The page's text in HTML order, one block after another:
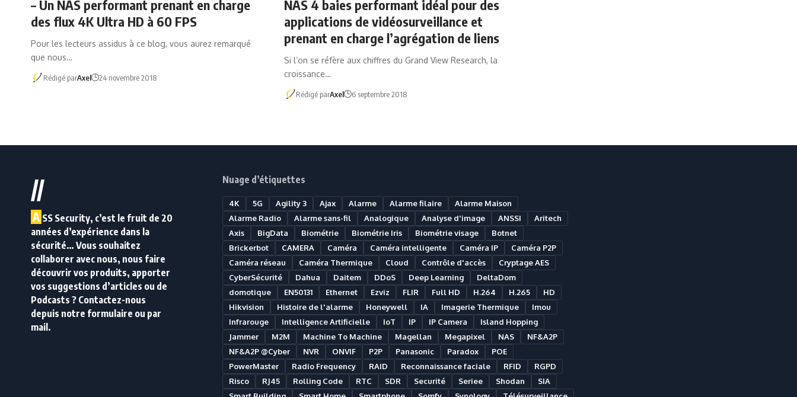
– Un NAS performant prenant en charge
des flux 4K Ultra HD à 60 FPS
Pour les lecteurs assidus à ce blog, vous aurez remarqué
que nous…
Rédigé parAxel 24 novembre 2018
NAS 4 baies performant idéal pour des
applications de vidéosurveillance et
prenant en charge l’agrégation de liens
Si l’on se réfère aux chiffres du Grand View Research, la
croissance…
Rédigé parAxel 6 septembre 2018
//
A SS Security, c’est le fruit de 20
années d’expérience dans la
sécurité… Vous souhaitez
collaborer avec nous, nous faire
découvrir vos produits, apporter
vos suggestions d’articles ou de
Podcasts ? Contactez-nous
depuis notre formulaire ou par
mail.
Nuage d’étiquettes
4K 5G Agility 3 Ajax Alarme Alarme filaire
Alarme Maison
Alarme Radio
Alarme sans-fil Analogique Analyse d'image ANSSI
Aritech
Axis
BigData Biométrie Biométrie Iris Biométrie visage
Botnet
Brickerbot
CAMERA Caméra Caméra intelligente Caméra IP
Caméra P2P
Caméra réseau
Caméra Thermique Cloud Contrôle d'accès
Cryptage AES
CyberSécurité
Dahua Daitem DDoS Deep Learning
DeltaDom
domotique
EN50131 Ethernet Ezviz FLIR Full HD H.264 H.265
HD
Hikvision
Histoire de l'alarme Honeywell IA Imagerie Thermique
Imou
Infrarouge
Intelligence Artificielle IoT IP IP Camera
Island Hopping
Jammer
M2M Machine To Machine Magellan Megapixel NAS
NF&A2P
NF&A2P @Cyber
NVR ONVIF P2P Panasonic Paradox
POE
PowerMaster
Radio Frequency RAID Reconnaissance faciale RFID
RGPD
Risco
RJ45 Rolling Code RTC SDR Securité Seriee Shodan
SIA